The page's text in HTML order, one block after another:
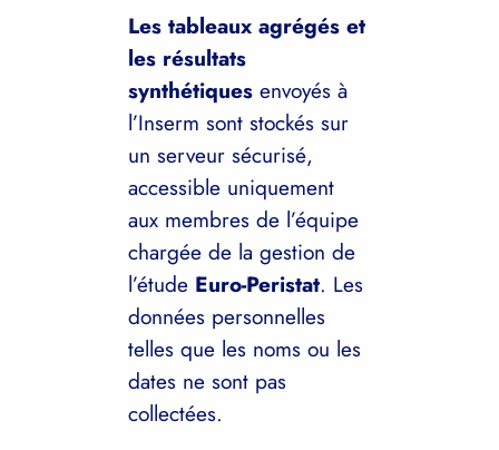
Les tableaux agrégés et
les résultats
synthétiquesenvoyés à
l’Inserm sont stockés sur
un serveur sécurisé,
accessible uniquement
aux membres de l’équipe
chargée de la gestion de
l’étude Euro-Peristat. Les
données personnelles
telles que les noms ou les
dates ne sont pas
collectées.